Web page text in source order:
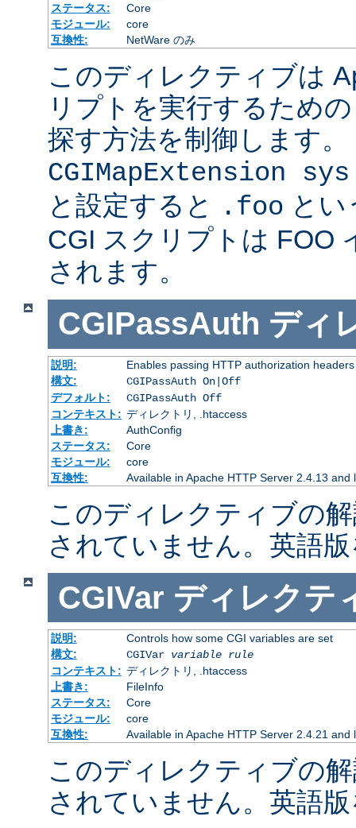
ステータス:
Core
モジュール:
core
互換性:
NetWare のみ
このディレクティブは
リプトを実行するため
探す方法を制御します
CGIMapExtension
と設定すると
.foo と
CGI スクリプトは FOO
されます。
CGIPassAuth ディ
説明:
Enables passing HTTP authorization
構文:
CGIPassAuth On|Off
デフォルト:
CGIPassAuth Off
コンテキスト: ディレクトリ, .htaccess
上書き:
AuthConfig
ステータス:
Core
モジュール:
core
互換性:
Available in Apache HTTP Server 2.4.13 and
このディレクティブの
されていません。英語
CGIVar ディレクテ
説明:
Controls how some CGI variables are set
構文:
CGIVar variable rule
コンテキスト: ディレクトリ, .htaccess
上書き:
FileInfo
ステータス:
Core
モジュール:
core
互換性:
Available in Apache HTTP Server 2.4.21 and
このディレクティブの
されていません。英語